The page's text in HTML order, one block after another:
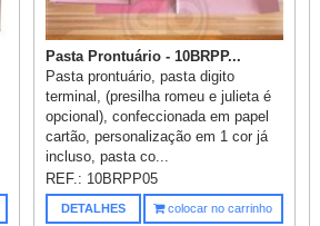
Pasta Prontuário - 10BRPP...
Pasta prontuário, pasta digito
terminal, (presilha romeu e julieta é
opcional), confeccionada em papel
cartão, personalização em 1 cor já
incluso, pasta co...
REF.: 10BRPP05
DETALHES colocar no carrinho